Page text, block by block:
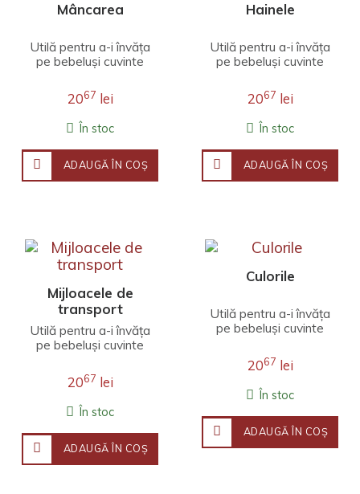
Mâncarea
Utilă pentru a-i învăța
pe bebeluși cuvinte
zece imagini cu
alimente care ar put..
2067 lei
În stoc
ADAUGĂ ÎN COŞ
Hainele
Utilă pentru a-i învăța
pe bebeluși cuvinte
zece obiecte
vestimentare care
pot ..
2067 lei
În stoc
ADAUGĂ ÎN COŞ
Mijloacele de
transport
Utilă pentru a-i învăța
pe bebeluși cuvinte
zece mijloace de
transport. Este ca..
2067 lei
În stoc
ADAUGĂ ÎN COŞ
Culorile
Utilă pentru a-i învăța
pe bebeluși cuvinte
zece imagini cu
elemente din natură ..
2067 lei
În stoc
ADAUGĂ ÎN COŞ